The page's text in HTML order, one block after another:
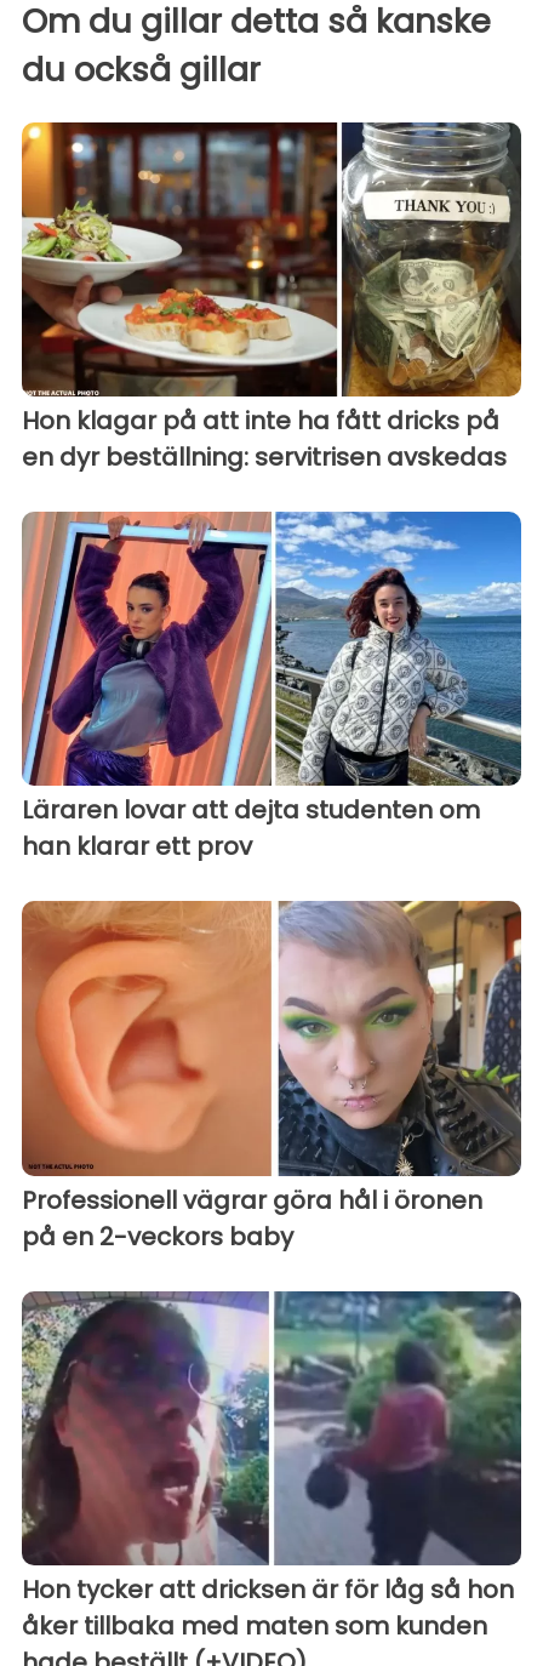
Om du gillar detta så kanske
du också gillar
Hon klagar på att inte ha fått dricks på
en dyr beställning: servitrisen avskedas
Läraren lovar att dejta studenten om
han klarar ett prov
Professionell vägrar göra hål i öronen
på en 2-veckors baby
Hon tycker att dricksen är för låg så hon
åker tillbaka med maten som kunden